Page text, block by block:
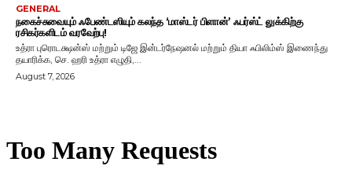
GENERAL
நகைச்சுவையும் ஃபேண்டஸியும் கலந்த ‘மாஸ்டர் பிளான்’ ஃபர்ஸ்ட் லுக்கிற்கு
ரசிகர்களிடம் வரவேற்பு!
உத்ரா புரொடக்ஷன்ஸ் மற்றும் டிஜே இன்டர்நேஷனல் மற்றும் தியா ஃபிலிம்ஸ் இணைந்து
தயாரிக்க, செ. ஹரி உத்ரா எழுதி,...
August 7, 2026